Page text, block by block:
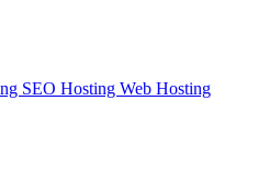
SEO Hosting Web Hosting